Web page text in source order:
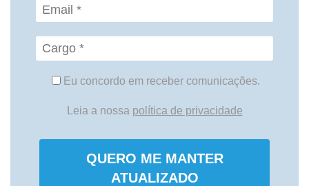
Eu concordo em receber comunicações.
Leia a nossa política de privacidade
QUERO ME MANTER
ATUALIZADO